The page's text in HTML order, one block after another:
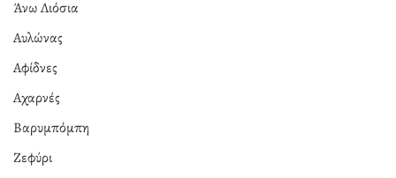
Άνω Λιόσια
Αυλώνας
Αφίδνες
Αχαρνές
Βαρυμπόμπη
Ζεφύρι